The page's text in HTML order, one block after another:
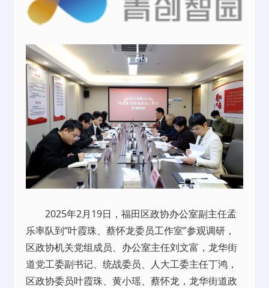
2025年2月19日，福田区政协办公室副主任孟
乐率队到“叶霞珠、蔡怀龙委员工作室”参观调研，
区政协机关党组成员、 办公室主任刘文富，龙华街
道党工委副书记、统战委员、人大工委主任丁鸿，
区政协委员叶霞珠、黄小瑶、蔡怀龙，龙华街道政